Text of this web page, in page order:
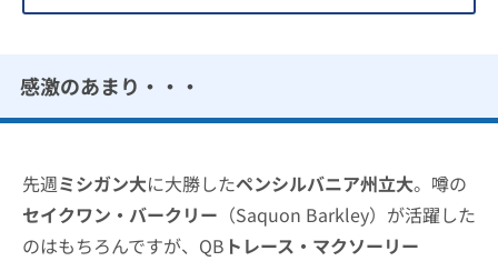
感激のあまり・・・
先週ミシガン大に大勝したペンシルバニア州立大。噂の
セイクワン・バークリー （Saquon Barkley）が活躍した
のはもちろんですが、QB トレース・マクソーリー